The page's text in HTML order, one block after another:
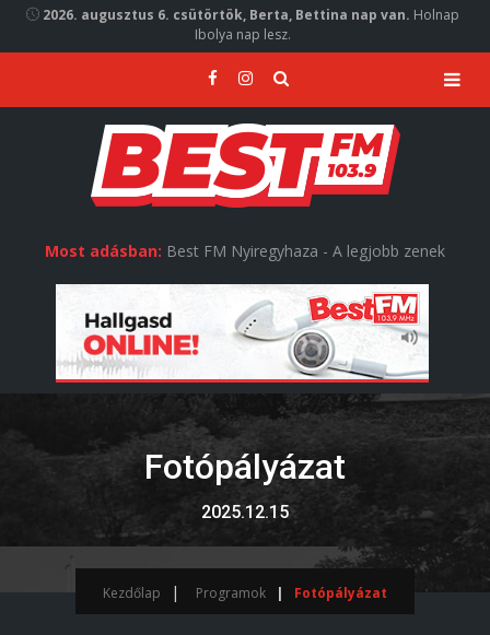
2026. augusztus 6. csütörtök, Berta, Bettina nap van. Holnap
Ibolya nap lesz.
Most adásban: Best FM Nyiregyhaza - A legjobb zenek
Fotópályázat
2025.12.15
Kezdőlap Programok Fotópályázat